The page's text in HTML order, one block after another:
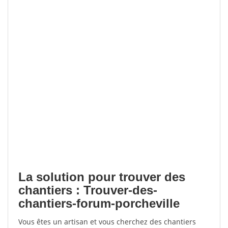
La solution pour trouver des
chantiers : Trouver-des-
chantiers-forum-porcheville
Vous êtes un artisan et vous cherchez des chantiers